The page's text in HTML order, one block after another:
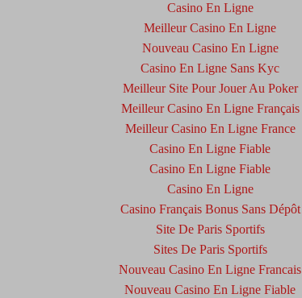
Casino En Ligne
Meilleur Casino En Ligne
Nouveau Casino En Ligne
Casino En Ligne Sans Kyc
Meilleur Site Pour Jouer Au Poker
Meilleur Casino En Ligne Français
Meilleur Casino En Ligne France
Casino En Ligne Fiable
Casino En Ligne Fiable
Casino En Ligne
Casino Français Bonus Sans Dépôt
Site De Paris Sportifs
Sites De Paris Sportifs
Nouveau Casino En Ligne Francais
Nouveau Casino En Ligne Fiable